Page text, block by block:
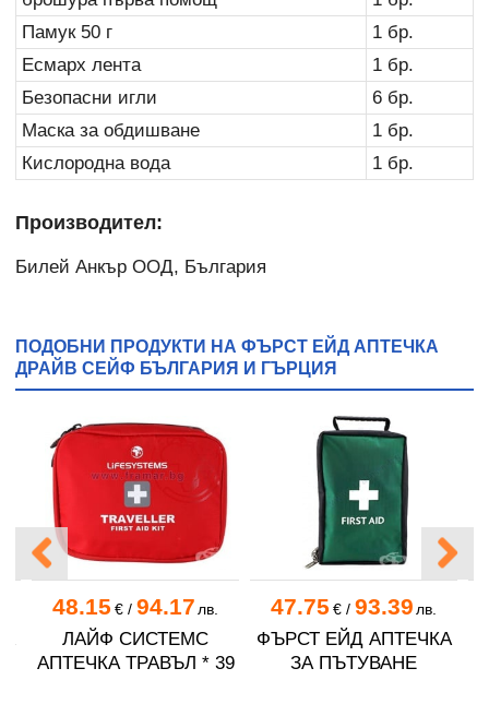
Памук 50 г
1 бр.
Есмарх лента
1 бр.
Безопасни игли
6 бр.
Маска за обдишване
1 бр.
Кислородна вода
1 бр.
Производител:
Билей Анкър ООД, България
ПОДОБНИ ПРОДУКТИ НА ФЪРСТ ЕЙД АПТЕЧКА
ДРАЙВ СЕЙФ БЪЛГАРИЯ И ГЪРЦИЯ
48.15 €/ 94.17 лв.
ЛАЙФ СИСТЕМС
АПТЕЧКА ТРАВЪЛ * 39
47.75 €/ 93.39 лв.
ФЪРСТ ЕЙД АПТЕЧКА
ЗА ПЪТУВАНЕ